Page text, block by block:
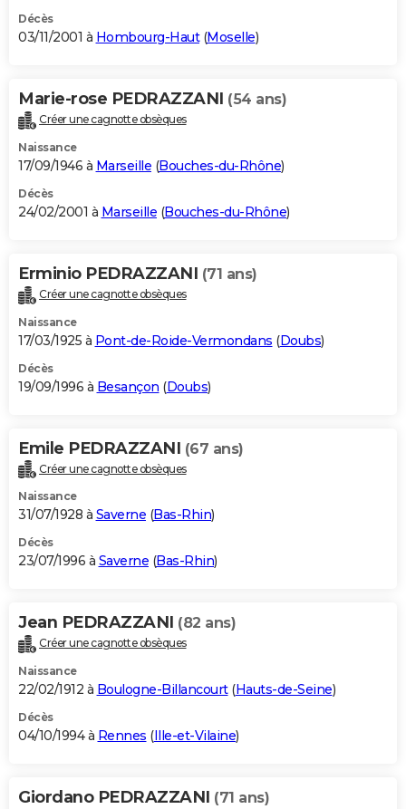
Décès
03/11/2001 à Hombourg-Haut(Moselle)
Marie-rose PEDRAZZANI (54 ans)
Créer une cagnotte obsèques
Naissance
17/09/1946 à Marseille (Bouches-du-Rhône)
Décès
24/02/2001 à Marseille (Bouches-du-Rhône)
Erminio PEDRAZZANI (71 ans)
Créer une cagnotte obsèques
Naissance
17/03/1925 à Pont-de-Roide-Vermondans (Doubs)
Décès
19/09/1996 à Besançon (Doubs)
Emile PEDRAZZANI (67 ans)
Créer une cagnotte obsèques
Naissance
31/07/1928 à Saverne (Bas-Rhin)
Décès
23/07/1996 à Saverne (Bas-Rhin)
Jean PEDRAZZANI (82 ans)
Créer une cagnotte obsèques
Naissance
22/02/1912 à Boulogne-Billancourt(Hauts-de-Seine)
Décès
04/10/1994 à Rennes (Ille-et-Vilaine)
Giordano PEDRAZZANI (71 ans)